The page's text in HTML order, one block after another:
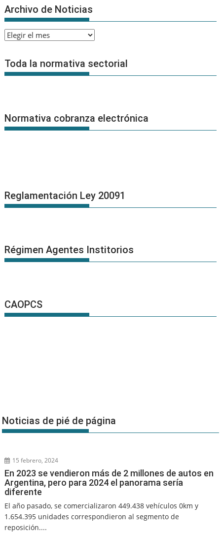
Archivo de Noticias
Archivo
Noticias
Toda la normativa sectorial
Normativa cobranza electrónica
Reglamentación Ley 20091
Régimen Agentes Institorios
CAOPCS
Noticias de pié de página
15 febrero, 2024
En 2023 se vendieron más de 2 millones de autos en
Argentina, pero para 2024 el panorama sería
diferente
El año pasado, se comercializaron 449.438 vehículos 0km y
1.654.395 unidades correspondieron al segmento de
reposición....